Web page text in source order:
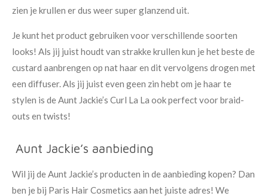
zien je krullen er dus weer super glanzend uit.
Je kunt het product gebruiken voor verschillende soorten
looks! Als jij juist houdt van strakke krullen kun je het beste de
custard aanbrengen op nat haar en dit vervolgens drogen met
een diffuser. Als jij juist even geen zin hebt om je haar te
stylen is de Aunt Jackie’s Curl La La ook perfect voor braid-
outs en twists!
Aunt Jackie’s aanbieding
Wil jij de Aunt Jackie’s producten in de aanbieding kopen? Dan
ben je bij Paris Hair Cosmetics aan het juiste adres! We